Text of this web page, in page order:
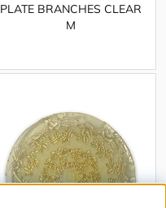
PLATE BRANCHES CLEAR
M